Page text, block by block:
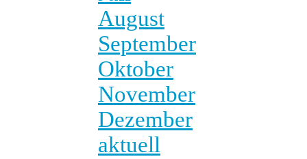
August
September
Oktober
November
Dezember
aktuell